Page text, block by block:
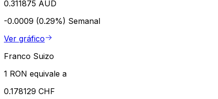
0.311875 AUD
-0.0009 (0.29%) Semanal
Ver gráfico
Franco Suizo
1 RON equivale a
0.178129 CHF